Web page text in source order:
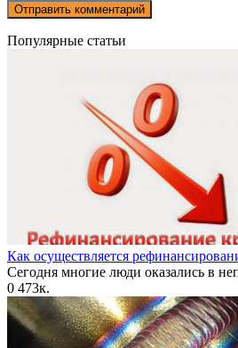
Популярные статьи
Как осуществляется
Сегодня многие люди оказались в
0 473к.